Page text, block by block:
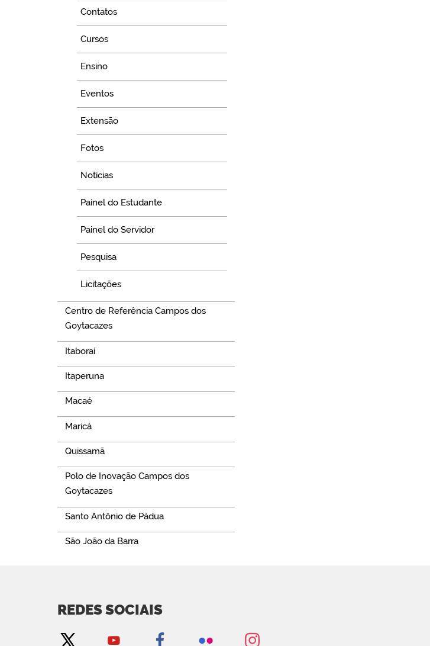
Contatos
Cursos
Ensino
Eventos
Extensão
Fotos
Notícias
Painel do Estudante
Painel do Servidor
Pesquisa
Licitações
Centro de Referência Campos dos
Goytacazes
Itaboraí
Itaperuna
Macaé
Maricá
Quissamã
Polo de Inovação Campos dos
Goytacazes
Santo Antônio de Pádua
São João da Barra
REDES SOCIAIS